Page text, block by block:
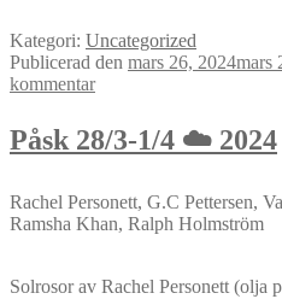
Kategori: Uncategorized
Publicerad den mars 26, 2024mars
kommentar
Påsk 28/3-1/4 ☁️ 2024
Rachel Personett, G.C Pettersen,
Ramsha Khan, Ralph Holmström
Solrosor av Rachel Personett (olja